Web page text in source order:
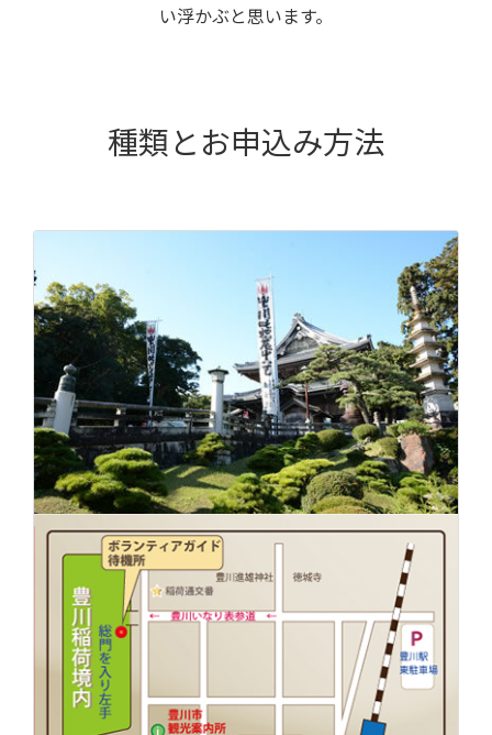
い浮かぶと思います。
種類とお申込み方法